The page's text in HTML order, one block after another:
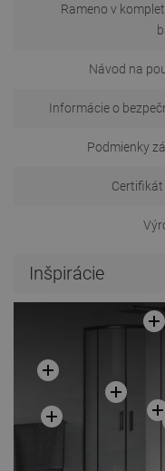
Rameno v
Návod na
Informácie o
Podmienky
Certifikát
Inšpirácie